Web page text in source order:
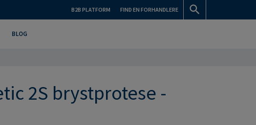
B2B PLATFORM FIND EN FORHANDLERE
BLOG
2S brystprotese -